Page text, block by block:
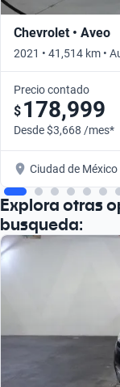
Chevrolet • Aveo
2021 • 41,514 km •
Precio contado
$ 178,999
Desde $3,668 /mes*
Ciudad de México
Explora otras
busqueda: